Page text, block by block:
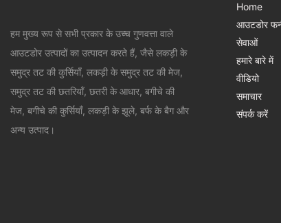
हम मुख्य रूप से सभी प्रकार के उच्च गुणवत्ता वाले
आउटडोर उत्पादों का उत्पादन करते हैं, जैसे लकड़ी के
समुद्र तट की कुर्सियाँ, लकड़ी के समुद्र तट की मेज,
समुद्र तट की छतरियाँ, छतरी के आधार, बगीचे की
मेज, बगीचे की कुर्सियाँ, लकड़ी के झूले, बर्फ के बैग और
अन्य उत्पाद।
Home
आउटडोर
सेवाओं
हमारे बारे में
वीडियो
समाचार
संपर्क करें